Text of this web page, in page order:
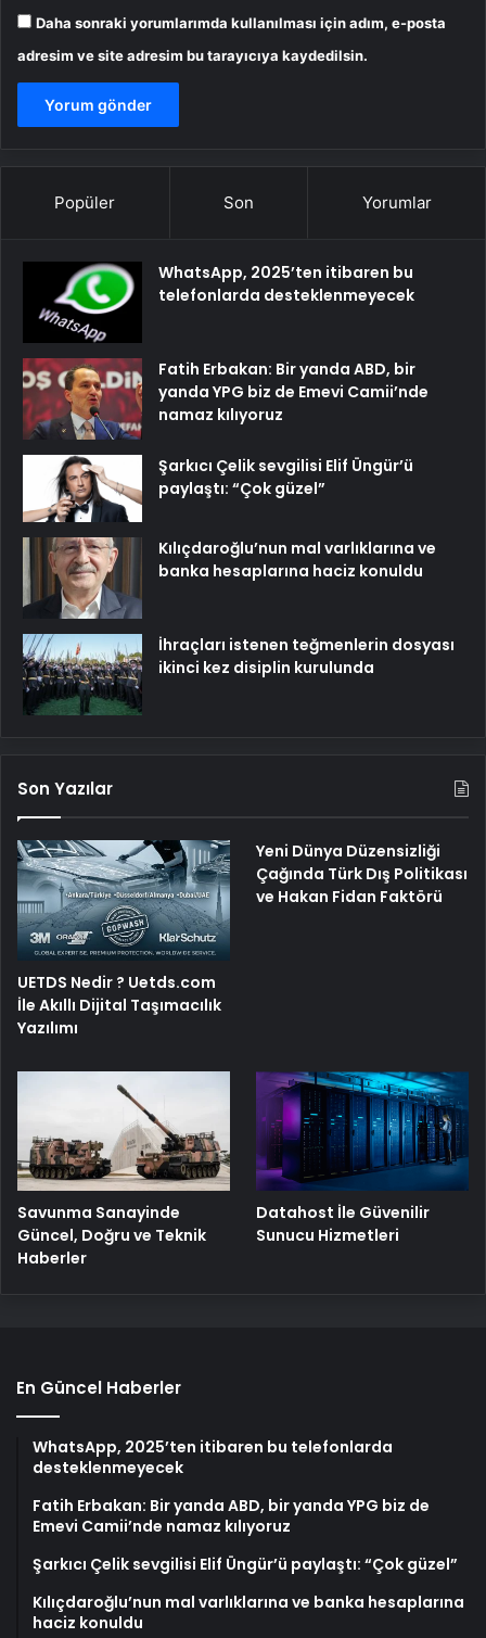
Daha sonraki yorumlarımda kullanılması için adım, e-posta
adresim ve site adresim bu tarayıcıya kaydedilsin.
Popüler Son Yorumlar
WhatsApp, 2025’ten itibaren bu
telefonlarda desteklenmeyecek
Fatih Erbakan: Bir yanda ABD, bir
yanda YPG biz de Emevi Camii’nde
namaz kılıyoruz
Şarkıcı Çelik sevgilisi Elif Üngür’ü
paylaştı: “Çok güzel”
Kılıçdaroğlu’nun mal varlıklarına ve
banka hesaplarına haciz konuldu
İhraçları istenen teğmenlerin dosyası
ikinci kez disiplin kurulunda
Son Yazılar
UETDS Nedir ? Uetds.com
İle Akıllı Dijital Taşımacılık
Yazılımı
Yeni Dünya Düzensizliği
Çağında Türk Dış Politikası
ve Hakan Fidan Faktörü
Savunma Sanayinde
Güncel, Doğru ve Teknik
Haberler
Datahost İle Güvenilir
Sunucu Hizmetleri
En Güncel Haberler
WhatsApp, 2025’ten itibaren bu telefonlarda
desteklenmeyecek
Fatih Erbakan: Bir yanda ABD, bir yanda YPG biz de
Emevi Camii’nde namaz kılıyoruz
Şarkıcı Çelik sevgilisi Elif Üngür’ü paylaştı: “Çok güzel”
Kılıçdaroğlu’nun mal varlıklarına ve banka hesaplarına
haciz konuldu